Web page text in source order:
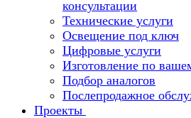
консультации
Технические услуги
Освещение под ключ
Цифровые услуги
Изготовление по
Подбор аналогов
Послепродажное
Проекты